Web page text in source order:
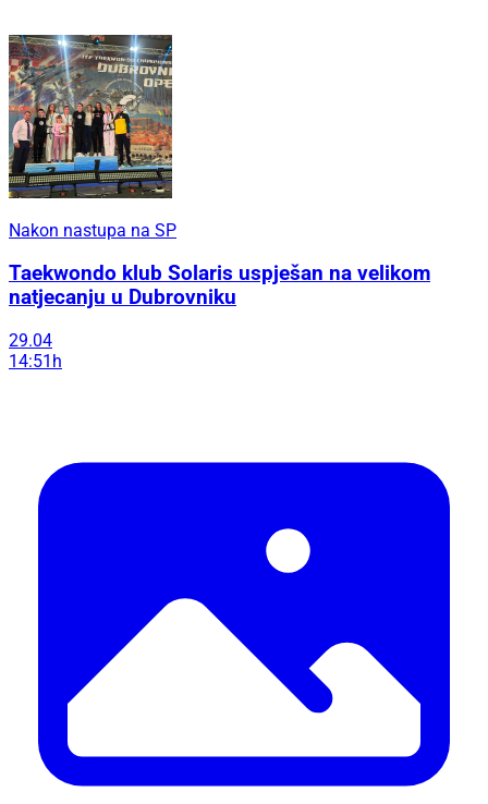
Nakon nastupa na SP
Taekwondo klub Solaris uspješan na velikom
natjecanju u Dubrovniku
29.04
14:51h